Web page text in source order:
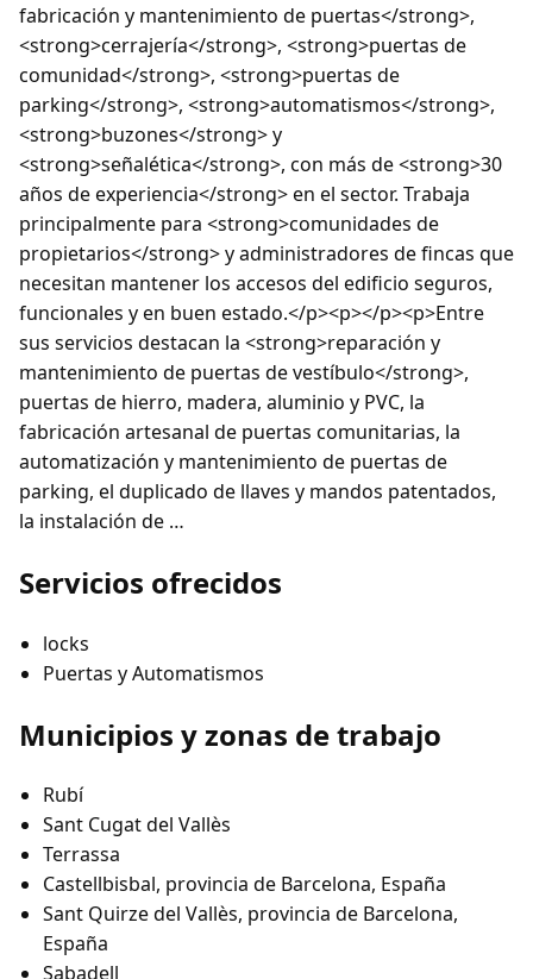
fabricación y mantenimiento de puertas</strong>,
<strong>cerrajería</strong>, <strong>puertas de
comunidad</strong>, <strong>puertas de
parking</strong>, <strong>automatismos</strong>,
<strong>buzones</strong> y
<strong>señalética</strong>, con más de <strong>30
años de experiencia</strong> en el sector. Trabaja
principalmente para <strong>comunidades de
propietarios</strong> y administradores de fincas que
necesitan mantener los accesos del edificio seguros,
funcionales y en buen estado.</p><p></p><p>Entre
sus servicios destacan la <strong>reparación y
mantenimiento de puertas de vestíbulo</strong>,
puertas de hierro, madera, aluminio y PVC, la
fabricación artesanal de puertas comunitarias, la
automatización y mantenimiento de puertas de
parking, el duplicado de llaves y mandos patentados,
la instalación de …
Servicios ofrecidos
locks
Puertas y Automatismos
Municipios y zonas de trabajo
Rubí
Sant Cugat del Vallès
Terrassa
Castellbisbal, provincia de Barcelona, España
Sant Quirze del Vallès, provincia de Barcelona,
España
Sabadell